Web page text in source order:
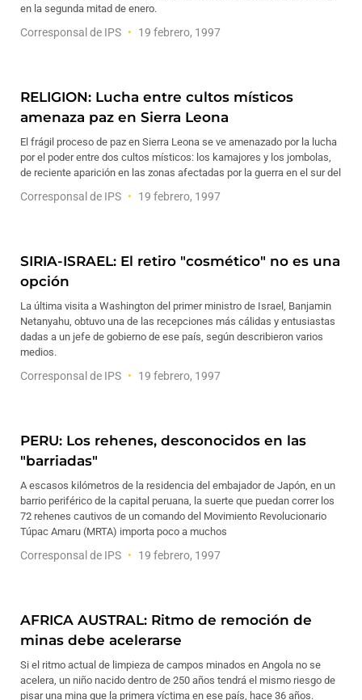
en la segunda mitad de enero.
Corresponsal de IPS 19 febrero, 1997
RELIGION: Lucha entre cultos místicos
amenaza paz en Sierra Leona
El frágil proceso de paz en Sierra Leona se ve amenazado por la lucha
por el poder entre dos cultos místicos: los kamajores y los jombolas,
de reciente aparición en las zonas afectadas por la guerra en el sur del
Corresponsal de IPS 19 febrero, 1997
SIRIA-ISRAEL: El retiro "cosmético" no es una
opción
La última visita a Washington del primer ministro de Israel, Banjamin
Netanyahu, obtuvo una de las recepciones más cálidas y entusiastas
dadas a un jefe de gobierno de ese país, según describieron varios
medios.
Corresponsal de IPS 19 febrero, 1997
PERU: Los rehenes, desconocidos en las
"barriadas"
A escasos kilómetros de la residencia del embajador de Japón, en un
barrio periférico de la capital peruana, la suerte que puedan correr los
72 rehenes cautivos de un comando del Movimiento Revolucionario
Túpac Amaru (MRTA) importa poco a muchos
Corresponsal de IPS 19 febrero, 1997
AFRICA AUSTRAL: Ritmo de remoción de
minas debe acelerarse
Si el ritmo actual de limpieza de campos minados en Angola no se
acelera, un niño nacido dentro de 250 años tendrá el mismo riesgo de
pisar una mina que la primera víctima en ese país, hace 36 años.